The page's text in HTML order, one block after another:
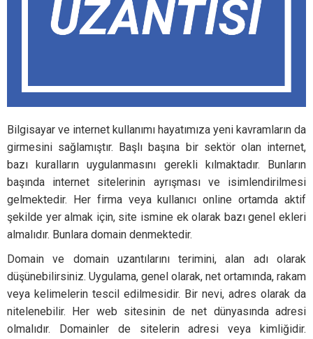
Bilgisayar ve internet kullanımı hayatımıza yeni kavramların da
girmesini sağlamıştır. Başlı başına bir sektör olan internet,
bazı kuralların uygulanmasını gerekli kılmaktadır. Bunların
başında internet sitelerinin ayrışması ve isimlendirilmesi
gelmektedir. Her firma veya kullanıcı online ortamda aktif
şekilde yer almak için, site ismine ek olarak bazı genel ekleri
almalıdır. Bunlara domain denmektedir.
Domain ve domain uzantılarını terimini, alan adı olarak
düşünebilirsiniz. Uygulama, genel olarak, net ortamında, rakam
veya kelimelerin tescil edilmesidir. Bir nevi, adres olarak da
nitelenebilir. Her web sitesinin de net dünyasında adresi
olmalıdır. Domainler de sitelerin adresi veya kimliğidir.